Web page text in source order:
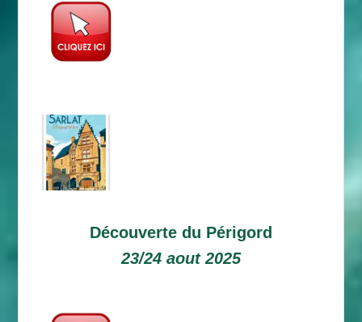
Découverte du Périgord
23/24 aout 2025